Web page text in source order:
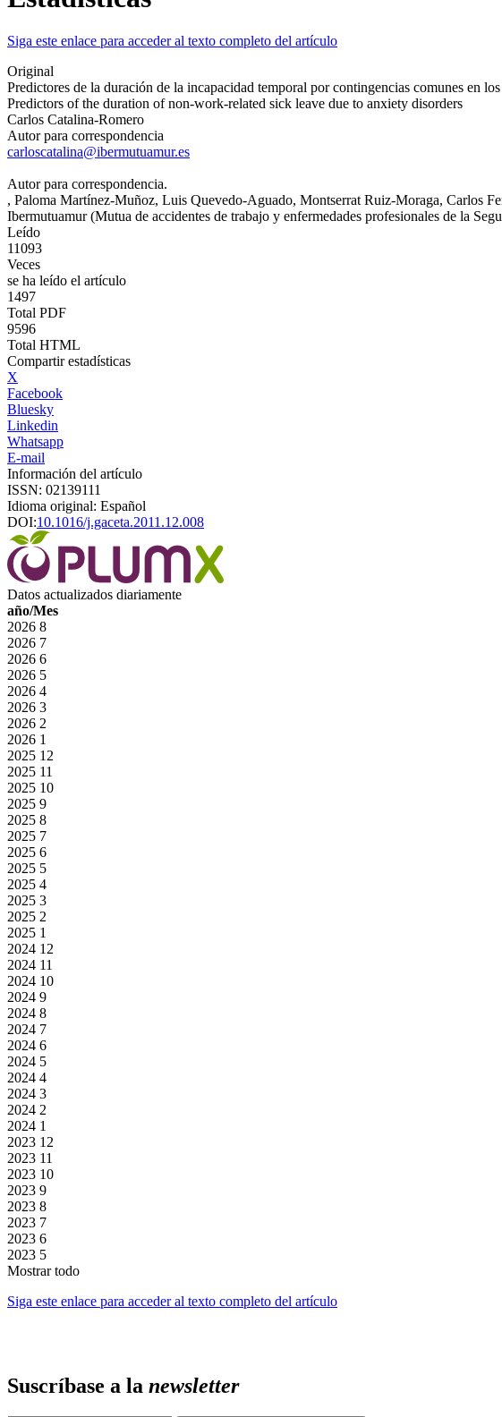
Siga este enlace para acceder al texto completo del artículo
Original
Predictores de la duración de la incapacidad temporal por contingencias comunes en
Predictors of the duration of non-work-related sick leave due to anxiety disorders
Carlos Catalina-Romero
Autor para correspondencia
carloscatalina@ibermutuamur.es
Autor para correspondencia.
, Paloma Martínez-Muñoz, Luis Quevedo-Aguado, Montserrat Ruiz-Moraga, Carlos
Ibermutuamur (Mutua de accidentes de trabajo y enfermedades profesionales de la
Leído
11093
Veces
se ha leído el artículo
1497
Total PDF
9596
Total HTML
Compartir estadísticas
X
Facebook
Bluesky
Linkedin
Whatsapp
E-mail
Información del artículo
ISSN: 02139111
Idioma original: Español
DOI:10.1016/j.gaceta.2011.12.008
Datos actualizados diariamente
año/Mes
2026 8
2026 7
2026 6
2026 5
2026 4
2026 3
2026 2
2026 1
2025 12
2025 11
2025 10
2025 9
2025 8
2025 7
2025 6
2025 5
2025 4
2025 3
2025 2
2025 1
2024 12
2024 11
2024 10
2024 9
2024 8
2024 7
2024 6
2024 5
2024 4
2024 3
2024 2
2024 1
2023 12
2023 11
2023 10
2023 9
2023 8
2023 7
2023 6
2023 5
Mostrar todo
Siga este enlace para acceder al texto completo del artículo
Suscríbase a la newsletter